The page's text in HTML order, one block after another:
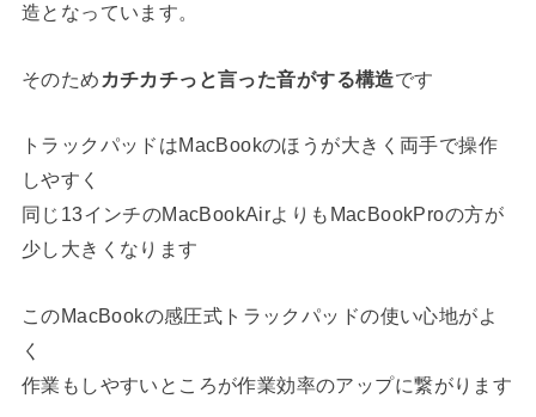
造となっています。
そのため カチカチっと言った音がする構造です
トラックパッドはMacBookのほうが大きく両手で操作
しやすく
同じ13インチのMacBookAirよりもMacBookProの方が
少し大きくなります
このMacBookの感圧式トラックパッドの使い心地がよ
く
作業もしやすいところが作業効率のアップに繋がります